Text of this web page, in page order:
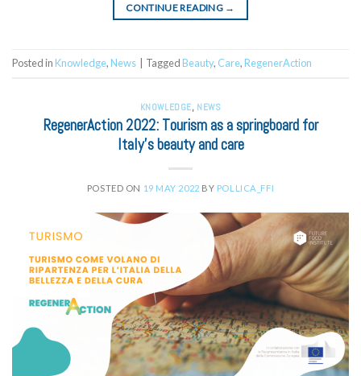
CONTINUE READING →
Posted in Knowledge, News Tagged Beauty, Care, RegenerAction
KNOWLEDGE, NEWS
RegenerAction 2022: Tourism as a springboard for
Italy’s beauty and care
POSTED ON 19 MAY 2022 BY POLLICA_FFI